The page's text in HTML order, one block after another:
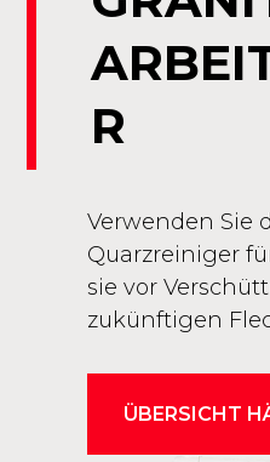
R
Verwenden Sie
Quarzreiniger
sie vor
zukünftigen
ÜBERSICHT